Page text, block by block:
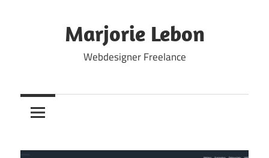
Marjorie Lebon
Webdesigner Freelance